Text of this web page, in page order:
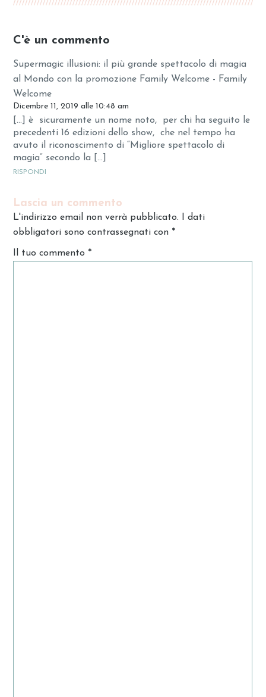
C'è un commento
Supermagic illusioni: il più grande spettacolo di magia
al Mondo con la promozione Family Welcome - Family
Welcome
Dicembre 11, 2019 alle 10:48 am
[…] è sicuramente un nome noto, per chi ha seguito le
precedenti 16 edizioni dello show, che nel tempo ha
avuto il riconoscimento di “Migliore spettacolo di
magia” secondo la […]
RISPONDI
Lascia un commento
L'indirizzo email non verrà pubblicato. I dati
obbligatori sono contrassegnati con *
Il tuo commento *